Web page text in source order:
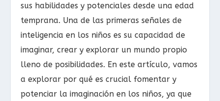
sus habilidades y potenciales desde una edad
temprana. Una de las primeras señales de
inteligencia en los niños es su capacidad de
imaginar, crear y explorar un mundo propio
lleno de posibilidades. En este artículo, vamos
a explorar por qué es crucial fomentar y
potenciar la imaginación en los niños, ya que